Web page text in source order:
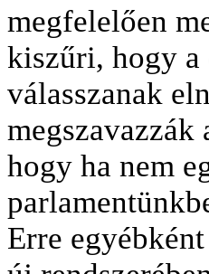
megfelelően
kiszűri, hogy
válasszanak
hogy ha nem
Erre